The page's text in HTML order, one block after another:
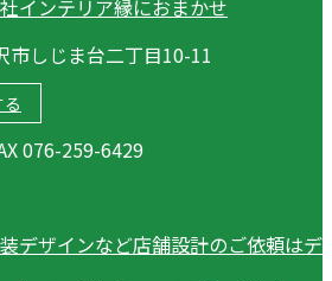
市しじま台二丁目10-11
076-259-6429
デザインなど店舗設計のご依頼は